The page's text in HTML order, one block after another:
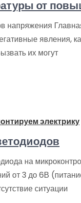
от
напряжения
явления,
их могут
электрику
на
от 3 до 6В
ситуации